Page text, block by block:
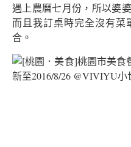
遇上農曆七月份，所以婆
而且我訂桌時完全沒有菜
合。